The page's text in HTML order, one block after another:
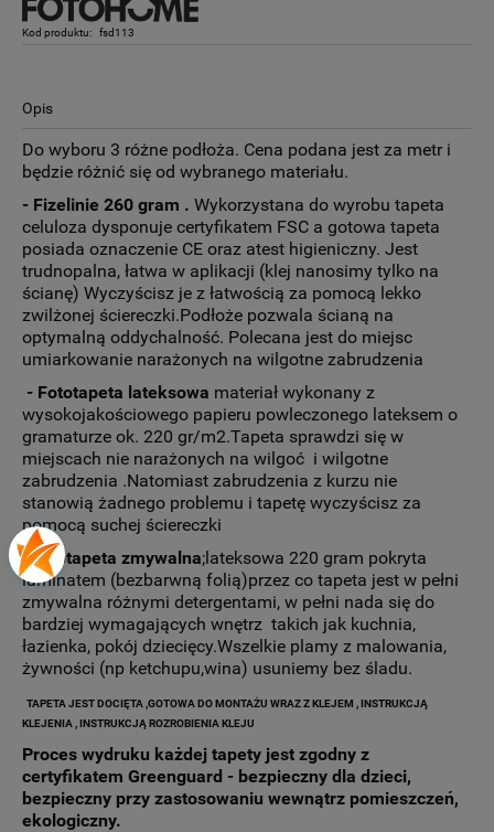
Kod produktu: fsd113
Opis
Do wyboru 3 różne podłoża. Cena podana jest za metr i
będzie różnić się od wybranego materiału.
- Fizelinie 260 gram . Wykorzystana do wyrobu tapeta
celuloza dysponuje certyfikatem FSC a gotowa tapeta
posiada oznaczenie CE oraz atest higieniczny. Jest
trudnopalna, łatwa w aplikacji (klej nanosimy tylko na
ścianę) Wyczyścisz je z łatwością za pomocą lekko
zwilżonej ściereczki.Podłoże pozwala ścianą na
optymalną oddychalność. Polecana jest do miejsc
umiarkowanie narażonych na wilgotne zabrudzenia
- Fototapeta lateksowa materiał wykonany z
wysokojakościowego papieru powleczonego lateksem o
gramaturze ok. 220 gr/m2.Tapeta sprawdzi się w
miejscach nie narażonych na wilgoć i wilgotne
zabrudzenia .Natomiast zabrudzenia z kurzu nie
stanowią żadnego problemu i tapetę wyczyścisz za
pomocą suchej ściereczki
-Fototapeta zmywalna;lateksowa 220 gram pokryta
laminatem (bezbarwną folią)przez co tapeta jest w pełni
zmywalna różnymi detergentami, w pełni nada się do
bardziej wymagających wnętrz takich jak kuchnia,
łazienka, pokój dziecięcy.Wszelkie plamy z malowania,
żywności (np ketchupu,wina) usuniemy bez śladu.
TAPETA JEST DOCIĘTA ,GOTOWA DO MONTAŻU WRAZ Z KLEJEM , INSTRUKCJĄ
KLEJENIA , INSTRUKCJĄ ROZROBIENIA KLEJU
Proces wydruku każdej tapety jest zgodny z
certyfikatem Greenguard - bezpieczny dla dzieci,
bezpieczny przy zastosowaniu wewnątrz pomieszczeń,
ekologiczny.